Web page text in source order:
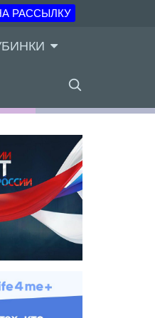
РАССЫЛКУ